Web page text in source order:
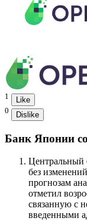
1
Like
0
Dislike
Банк Японии
Центральный
без
прогнозам
отметил
связанную с
введенными